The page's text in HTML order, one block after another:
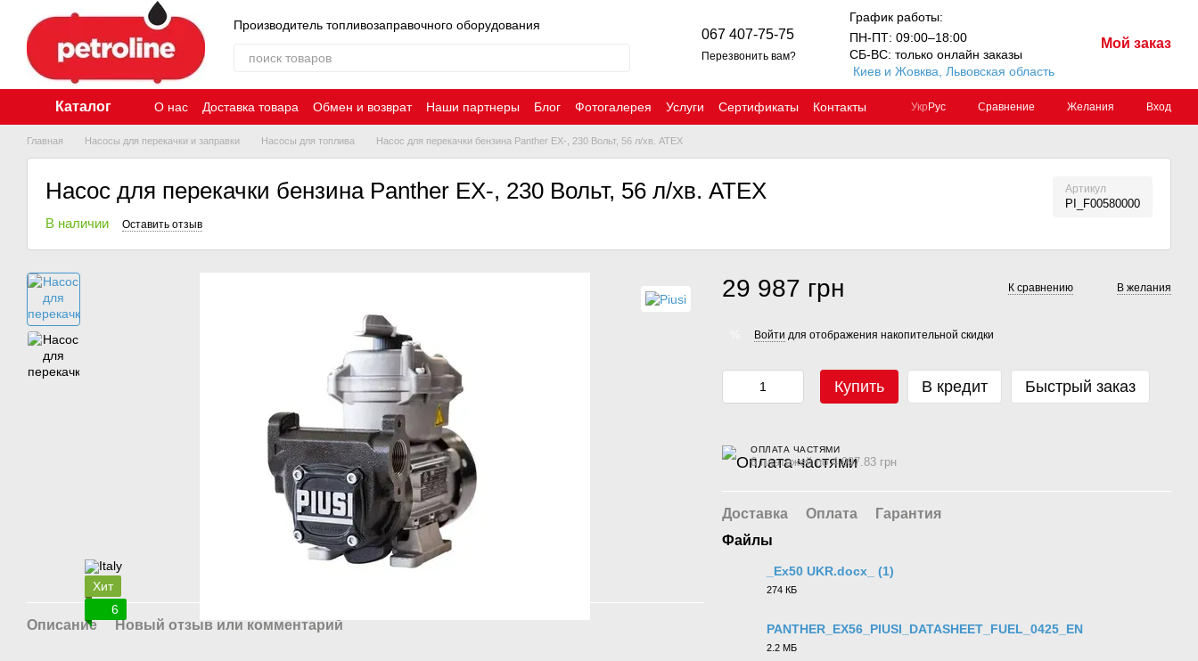
Перейти к основному контенту
Производитель топливозаправочного оборудования
067 407-75-75
Перезвонить вам?
График работы:
ПН-ПТ: 09:00–18:00
СБ-ВС: только онлайн заказы
Киев и Жовква, Львовская область
Мой заказ
Каталог О нас Доставка товара Обмен и возврат Наши партнеры Блог Фотогалерея Услуги Сертификаты Контакты Укр Рус Сравнение Желания Вход
Главная Насосы для перекачки и заправки Насосы для топлива Насос для перекачки бензина Panther EX-, 230 Вольт, 56 л/хв. ATEX
Насос для перекачки бензина Panther EX-, 230 Вольт, 56 л/хв. ATEX Артикул
PI_F00580000
В наличии Оставить отзыв
Хит
6
Описание Новый отзыв или комментарий
29 987 грн К сравнению В желания
Войти для отображения накопительной скидки
Купить В кредит Быстрый заказ
ОПЛАТА ЧАСТЯМИ
6 платежей по 4 997.83 грн
Доставка Оплата
Гарантия
Файлы
_Ex50 UKR.docx_ (1)
274 КБ
PANTHER_EX56_PIUSI_DATASHEET_FUEL_0425_EN
2.2 МБ